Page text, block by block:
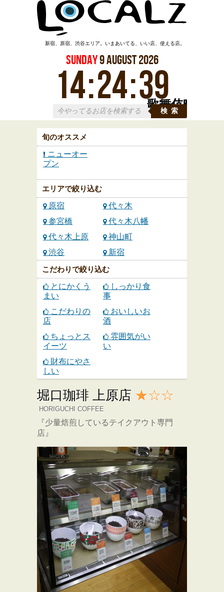
歌舞伎町
新宿、原宿、渋谷エリア。いまあいてる、いい店、使える店。
Sunday9August2026
14:24:40
検索
旬のオススメ
ニューオー
プン
エリアで絞り込む
原宿
代々木
参宮橋
代々木八幡
代々木上原
神山町
渋谷
新宿
こだわりで絞り込む
とにかくう
まい
しっかり食
事
こだわりの
店
おいしいお
酒
ちょっとス
イーツ
雰囲気がい
い
財布にやさ
しい
堀口珈琲 上原店 ★☆☆
HORIGUCHI COFFEE
『少量焙煎しているテイクアウト専門
店』